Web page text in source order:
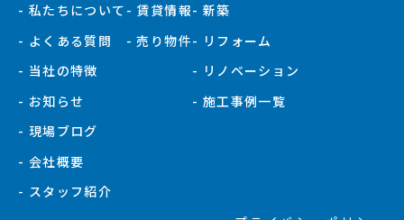
- 私たちについて
- よくある質問
- 当社の特徴
- お知らせ
- 現場ブログ
- 会社概要
- スタッフ紹介
- 賃貸情報
- 売り物件
- 新築
- リフォーム
- リノベーション
- 施工事例一覧